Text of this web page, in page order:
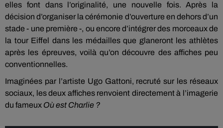
elles font dans l’originalité, une nouvelle fois. Après la
décision d’organiser la cérémonie d’ouverture en dehors d’un
stade - une première -, ou encore d’intégrer des morceaux de
la tour Eiffel dans les médailles que glaneront les athlètes
après les épreuves, voilà qu’on découvre des affiches peu
conventionnelles.
Imaginées par l’artiste Ugo Gattoni, recruté sur les réseaux
sociaux, les deux affiches renvoient directement à l’imagerie
du fameux Où est Charlie ?